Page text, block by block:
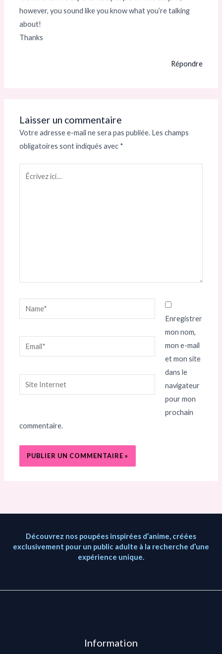
however, you sound like you know what you’re talking
about!
Thanks
Répondre
Laisser un commentaire
Votre adresse e-mail ne sera pas publiée. Les champs
obligatoires sont indiqués avec *
Name*
Email*
Site
Internet
Enregistrer
mon nom,
mon e-mail
et mon site
dans le
navigateur
pour mon
prochain
commentaire.
Découvrez nos poupées inspirées d’anime, créées
exclusivement pour un public adulte à la recherche d’une
expérience unique.
Information